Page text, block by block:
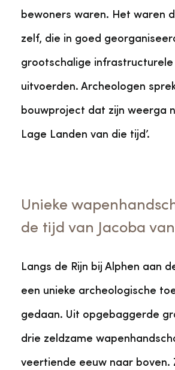
bewoners waren. Het waren
zelf, die in goed
grootschalige
uitvoerden. Archeologen
bouwproject dat zijn weerga
Lage Landen van die tijd’.
Unieke
de tijd van Jacoba
Langs de Rijn bij Alphen aan
een unieke archeologische
gedaan. Uit opgebaggerde
drie zeldzame
veertiende eeuw naar boven.